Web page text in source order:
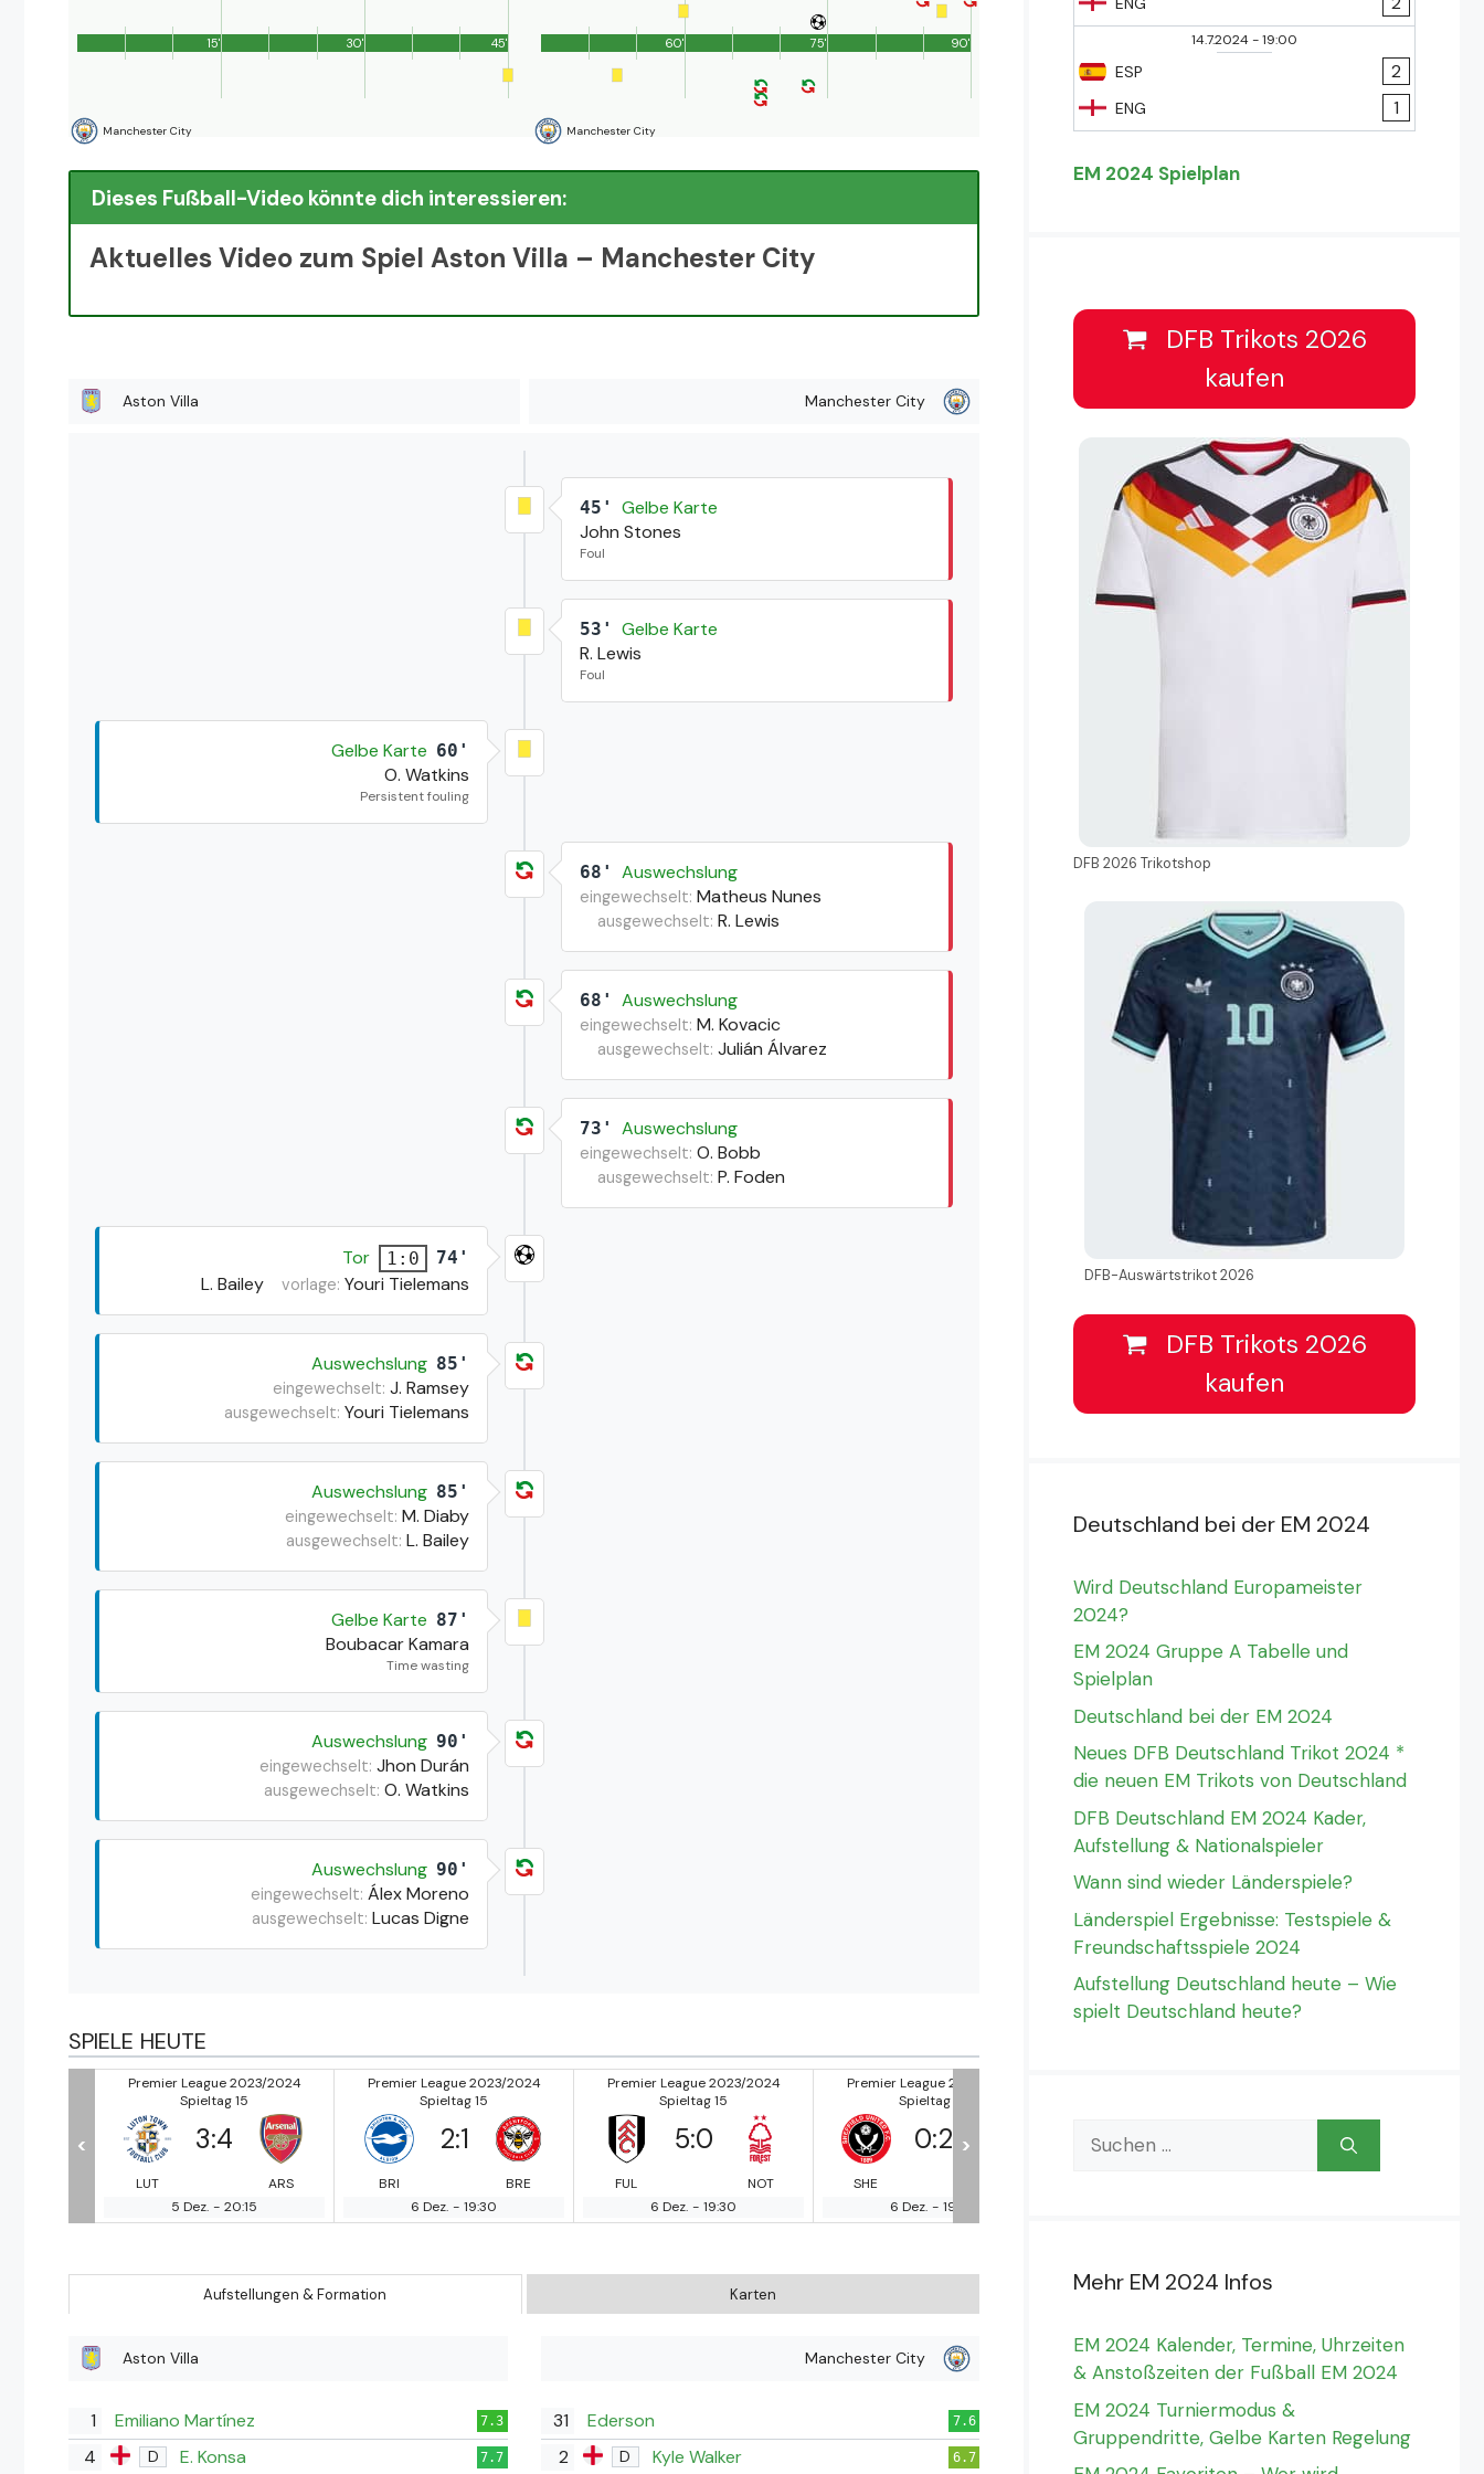
Manchester City
45'
15' 30'
Manchester City
90'
60' 75'
Dieses Fußball-Video könnte dich interessieren:
Aktuelles Video zum Spiel Aston Villa – Manchester City
Aston Villa Manchester City
45'
Gelbe Karte
John Stones
Foul
53'
Gelbe Karte
R. Lewis
Foul
Gelbe Karte 60'
O. Watkins
Persistent fouling
68' Auswechslung
eingewechselt: Matheus Nunes
ausgewechselt: R. Lewis
68' Auswechslung
eingewechselt: M. Kovacic
ausgewechselt: Julián Álvarez
73' Auswechslung
eingewechselt: O. Bobb
ausgewechselt: P. Foden
Tor 1:0 74'
L. Bailey vorlage: Youri Tielemans
Auswechslung 85'
eingewechselt: J. Ramsey
ausgewechselt: Youri Tielemans
Auswechslung 85'
eingewechselt: M. Diaby
ausgewechselt: L. Bailey
Gelbe Karte 87'
Boubacar Kamara
Time wasting
Auswechslung 90'
eingewechselt: Jhon Durán
ausgewechselt: O. Watkins
Auswechslung 90'
eingewechselt: Álex Moreno
ausgewechselt: Lucas Digne
SPIELE HEUTE
Premier League 2023/2024
Spieltag 15
LUT
3:4
ARS
5 Dez. - 20:15
Premier League 2023/2024
Spieltag 15
BRI
2:1
BRE
6 Dez. - 19:30
Premier League 2023/2024
Spieltag 15
FUL
5:0
NOT
6 Dez. - 19:30
Premier League 2023/2024
Spieltag 15
SHE
0:2
6 Dez. - 19:30
0
< >
Aufstellungen & Formation Karten
Aston Villa
1 Emiliano Martínez 7.3
4 D E. Konsa 7.7
Manchester City
31 Ederson 7.6
2 D Kyle Walker 6.7
14.7.2024-19:00
ESP
ENG
2
1
EM 2024 Spielplan
DFB Trikots 2026
kaufen
DFB 2026 Trikotshop
DFB-Auswärtstrikot 2026
DFB Trikots 2026
kaufen
Deutschland bei der EM 2024
Wird Deutschland Europameister
2024?
EM 2024 Gruppe A Tabelle und
Spielplan
Deutschland bei der EM 2024
Neues DFB Deutschland Trikot 2024 *
die neuen EM Trikots von Deutschland
DFB Deutschland EM 2024 Kader,
Aufstellung & Nationalspieler
Wann sind wieder Länderspiele?
Länderspiel Ergebnisse: Testspiele &
Freundschaftsspiele 2024
Aufstellung Deutschland heute – Wie
spielt Deutschland heute?
Suchen
nach:
Mehr EM 2024 Infos
EM 2024 Kalender, Termine, Uhrzeiten
& Anstoßzeiten der Fußball EM 2024
EM 2024 Turniermodus &
Gruppendritte, Gelbe Karten Regelung